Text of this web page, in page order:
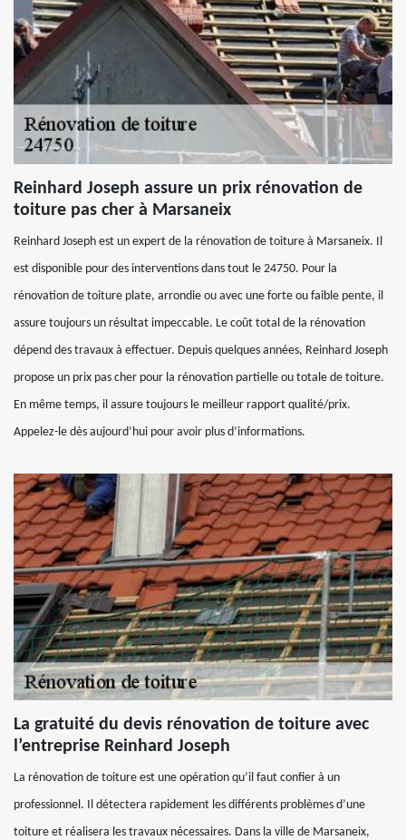
Reinhard Joseph assure un prix rénovation de
toiture pas cher à Marsaneix
Reinhard Joseph est un expert de la rénovation de toiture à Marsaneix. Il
est disponible pour des interventions dans tout le 24750. Pour la
rénovation de toiture plate, arrondie ou avec une forte ou faible pente, il
assure toujours un résultat impeccable. Le coût total de la rénovation
dépend des travaux à effectuer. Depuis quelques années, Reinhard Joseph
propose un prix pas cher pour la rénovation partielle ou totale de toiture.
En même temps, il assure toujours le meilleur rapport qualité/prix.
Appelez-le dès aujourd’hui pour avoir plus d’informations.
La gratuité du devis rénovation de toiture avec
l’entreprise Reinhard Joseph
La rénovation de toiture est une opération qu’il faut confier à un
professionnel. Il détectera rapidement les différents problèmes d’une
toiture et réalisera les travaux nécessaires. Dans la ville de Marsaneix,